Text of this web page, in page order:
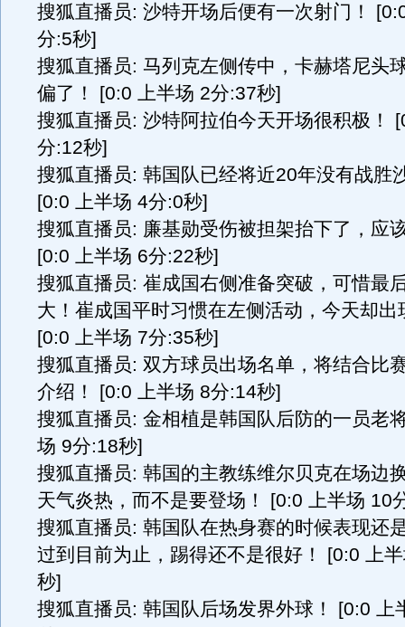
搜狐直播员: 沙特开场后便有一次射门！
分:5秒]
搜狐直播员: 马列克左侧传中，卡赫塔尼头
偏了！ [0:0 上半场 2分:37秒]
搜狐直播员: 沙特阿拉伯今天开场很积极！
分:12秒]
搜狐直播员: 韩国队已经将近20年没有战胜
[0:0 上半场 4分:0秒]
搜狐直播员: 廉基勋受伤被担架抬下了，应
[0:0 上半场 6分:22秒]
搜狐直播员: 崔成国右侧准备突破，可惜最
大！崔成国平时习惯在左侧活动，今天却出
[0:0 上半场 7分:35秒]
搜狐直播员: 双方球员出场名单，将结合比
介绍！ [0:0 上半场 8分:14秒]
搜狐直播员: 金相植是韩国队后防的一员老
场 9分:18秒]
搜狐直播员: 韩国的主教练维尔贝克在场边
天气炎热，而不是要登场！ [0:0 上半场 10
搜狐直播员: 韩国队在热身赛的时候表现还
过到目前为止，踢得还不是很好！ [0:0 上
秒]
搜狐直播员: 韩国队后场发界外球！ [0:0 上